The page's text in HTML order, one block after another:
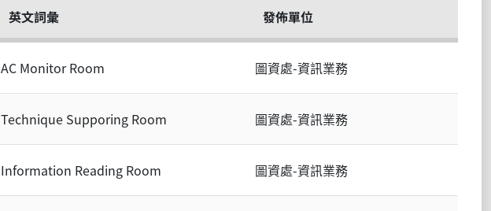
英文詞彙 發佈單位
AC Monitor Room 圖資處-資訊業務
Technique Supporing Room 圖資處-資訊業務
Information Reading Room 圖資處-資訊業務